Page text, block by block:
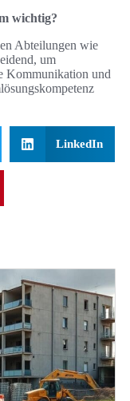
wichtig?
Abteilungen wie
um
Kommunikation und
LinkedIn